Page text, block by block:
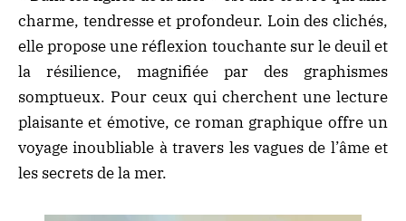
charme, tendresse et profondeur. Loin des clichés,
elle propose une réflexion touchante sur le deuil et
la résilience, magnifiée par des graphismes
somptueux. Pour ceux qui cherchent une lecture
plaisante et émotive, ce roman graphique offre un
voyage inoubliable à travers les vagues de l’âme et
les secrets de la mer.